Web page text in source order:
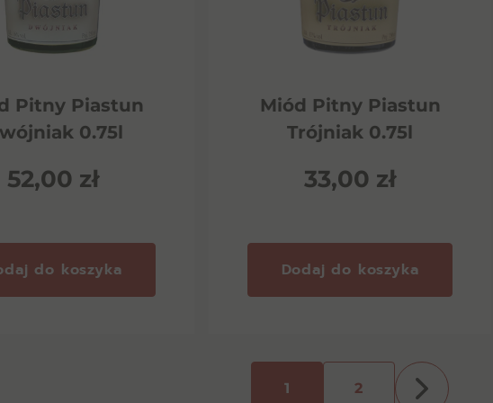
Pitny Piastun
0.75l
52,00 zł
do koszyka
Miód Pitny Piastun
Trójniak 0.75l
33,00 zł
Dodaj do koszyka
1 2